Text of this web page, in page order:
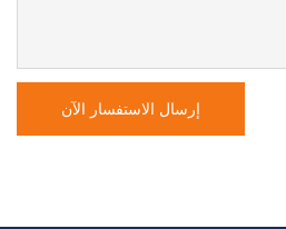
إرسال الاستفسار الآن